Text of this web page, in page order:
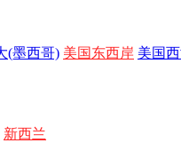
(墨西哥) 美国东西岸 美国
新西兰